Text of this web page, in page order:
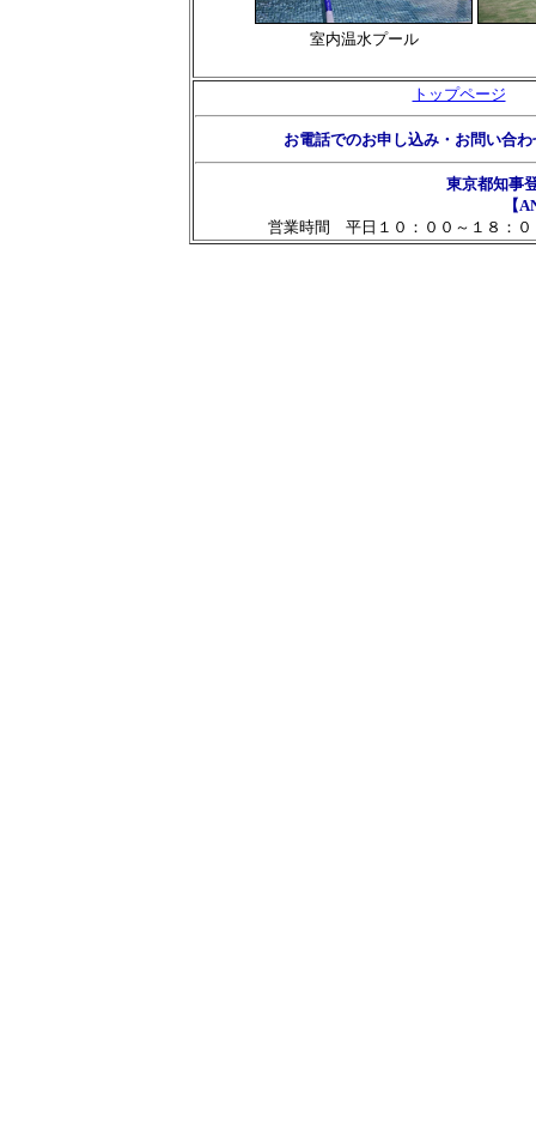
室内温水プール
トップページ
お電話でのお申し込み・お問い合わ
東京都知事
【
営業時間 平日１０：００～１８：